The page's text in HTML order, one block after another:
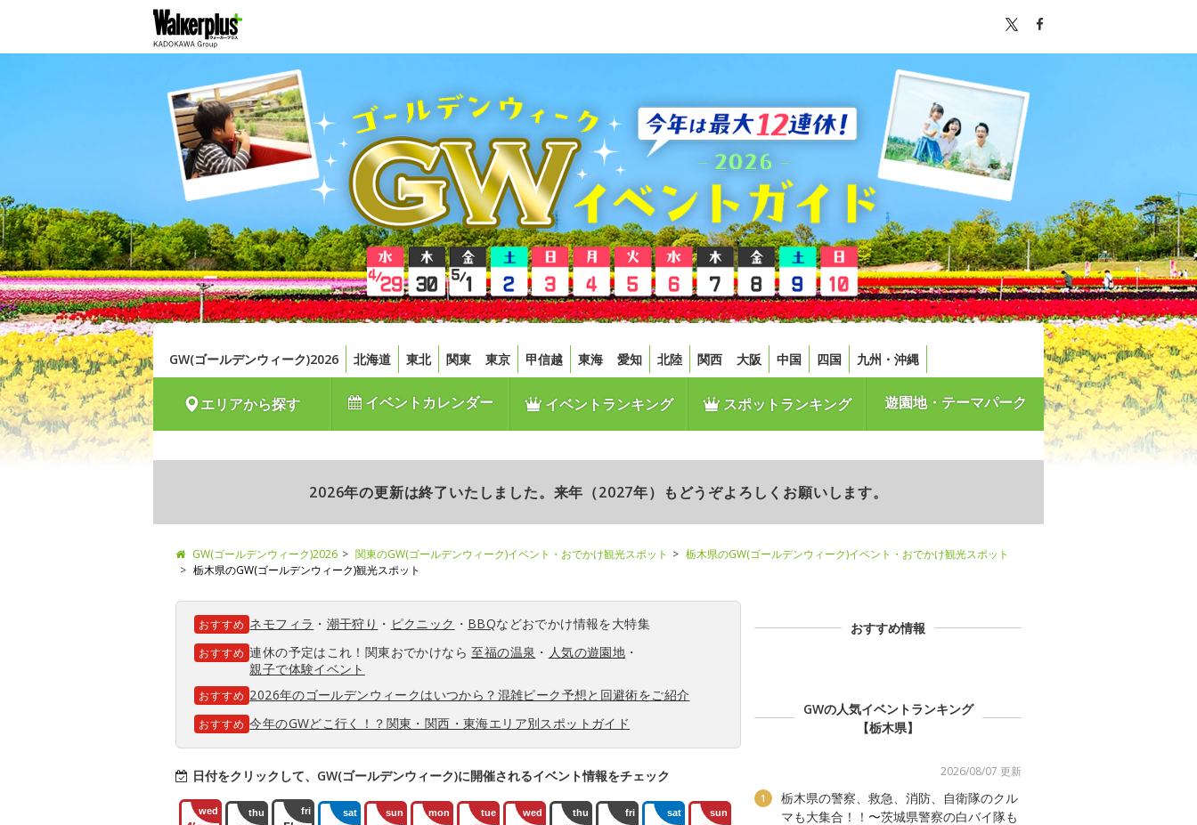
GW(ゴールデンウィーク)2026 北海道 東北 関東 東京 甲信越 東海 愛知 北陸 関西 大阪 中国 四国 九州・沖縄
エリアから探す イベントカレンダー イベントランキング スポットランキング 遊園地・テーマパーク
2026年の更新は終了いたしました。来年（2027年）もどうぞよろしくお願いします。
GW(ゴールデンウィーク)2026 関東のGW(ゴールデンウィーク)イベント・おでかけ観光スポット
栃木県のGW(ゴールデンウィーク)イベント・おでかけ観光スポット
栃木県のGW(ゴールデンウィーク)観光スポット
おすすめ ネモフィラ ・ 潮干狩り ・ ピクニック ・ BBQなどおでかけ情報を大特集
おすすめ 連休の予定はこれ！関東おでかけなら至福の温泉 ・ 人気の遊園地 ・
親子で体験イベント
おすすめ 2026年のゴールデンウィークはいつから？混雑ピーク予想と回避術をご紹介
おすすめ 今年のGWどこ行く！？関東・関西・東海エリア別スポットガイド
日付をクリックして、GW(ゴールデンウィーク)に開催されるイベント情報をチェック
wed thu fri sat sun mon tue wed thu fri sat sun
おすすめ情報
GWの人気イベントランキング
【栃木県】
2026/08/07 更新
1
栃木県の警察、救急、消防、自衛隊のクル
マも大集合！！〜茨城県警察の白バイ隊も